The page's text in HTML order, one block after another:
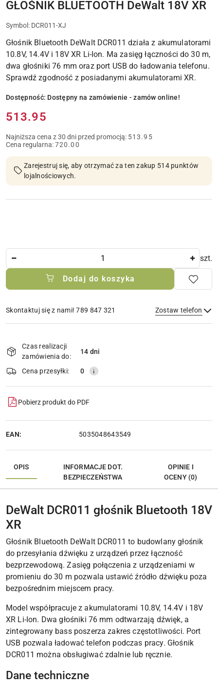
IGŁOŚNIK BLUETOOTH DeWalt 18V XR
Symbol: DCR011-XJ
Głośnik Bluetooth DeWalt DCR011 działa z akumulatorami
10.8V, 14.4V i 18V XR Li-Ion. Ma zasięg łączności do 30 m,
dwa głośniki 76 mm oraz port USB do ładowania telefonu.
Sprawdź zgodność z posiadanymi akumulatorami XR.
Dostępność: Dostępny na zamówienie - zamów online!
Cena:
513.95
Najniższa cena z 30 dni przed promocją: 513.95
Cena regularna:720.00
Zarejestruj się, aby otrzymać za ten zakup 514 punktów
lojalnościowych.
szt.
Dodaj do koszyka
Skontaktuj się z nami! 789 847 321 Zostaw telefon
Wyślij
dostawa
Czas realizacji
zamówienia do:
14 dni
Cena przesyłki: 0
Pobierz produkt do PDF
EAN: 5035048643549
OPIS
INFORMACJE DOT.
BEZPIECZEŃSTWA
OPINIE I
OCENY (0)
DeWalt DCR011 głośnik Bluetooth 18V
XR
Głośnik Bluetooth DeWalt DCR011 to budowlany głośnik
do przesyłania dźwięku z urządzeń przez łączność
bezprzewodową. Zasięg połączenia z urządzeniami w
promieniu do 30 m pozwala ustawić źródło dźwięku poza
bezpośrednim miejscem pracy.
Model współpracuje z akumulatorami 10.8V, 14.4V i 18V
XR Li-Ion. Dwa głośniki 76 mm odtwarzają dźwięk, a
zintegrowany bass poszerza zakres częstotliwości. Port
USB pozwala ładować telefon podczas pracy. Głośnik
DCR011 można obsługiwać zdalnie lub ręcznie.
Dane techniczne